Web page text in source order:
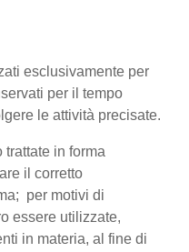
esclusivamente per
per il tempo
le attività precisate.
trattate in forma
il corretto
per motivi di
essere utilizzate,
in materia, al fine di